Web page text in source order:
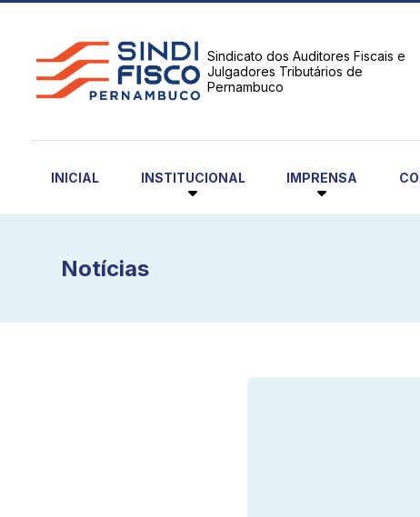
Sindicato dos Auditores Fiscais e
Julgadores Tributários de
Pernambuco
INICIAL INSTITUCIONAL IMPRENSA
Notícias